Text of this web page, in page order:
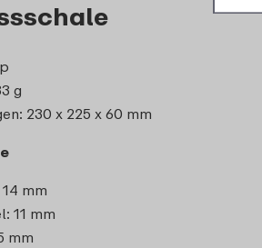
g
230 x 225 x 60 mm
mm
11 mm
mm